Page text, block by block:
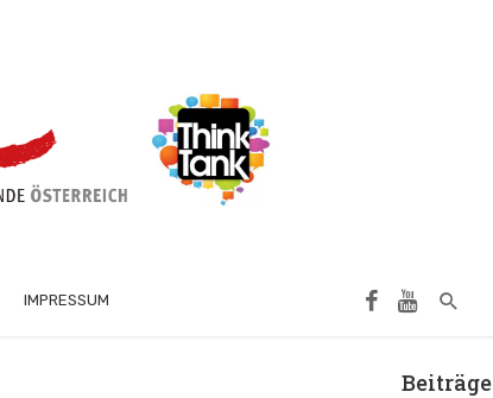
IMPRESSUM
Beiträge